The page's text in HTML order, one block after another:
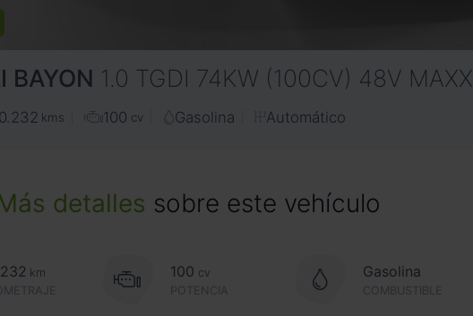
BAYON 1.0 TGDI 74KW (100CV) 48V MAXX
kms 100 cv Gasolina Automático
detalles sobre este vehículo
km
100 cv
POTENCIA
Gasolina
COMBUSTIBLE